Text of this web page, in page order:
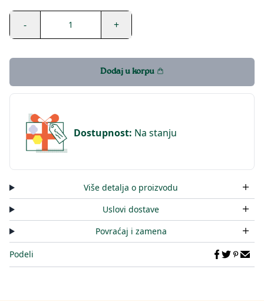
- 1 +
Dodaj u korpu
Dostupnost: Na stanju
Više detalja o proizvodu
Uslovi dostave
Povraćaj i zamena
Podeli